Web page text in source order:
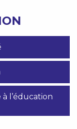
à l’éducation